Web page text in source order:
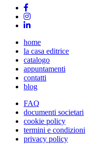
home
la casa editrice
catalogo
appuntamenti
contatti
blog
FAQ
documenti societari
cookie policy
termini e condizioni
privacy policy